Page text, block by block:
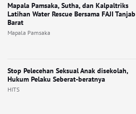
Mapala Pamsaka, Sutha, dan Kalpaltriks
Latihan Water Rescue Bersama FAJI Tanjab
Barat
Mapala Pamsaka
Stop Pelecehan Seksual Anak disekolah,
Hukum Pelaku Seberat-beratnya
HITS